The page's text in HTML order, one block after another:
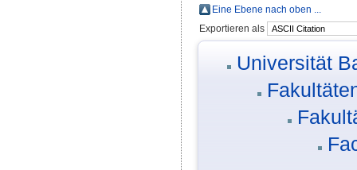
Eine Ebene nach oben ...
Exportieren als
Universität